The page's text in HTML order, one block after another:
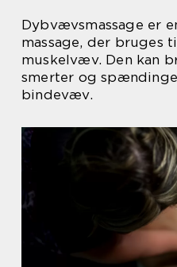
Dybvævsmassage er
massage, der bruges
muskelvæv. Den kan
smerter og
bindevæv.